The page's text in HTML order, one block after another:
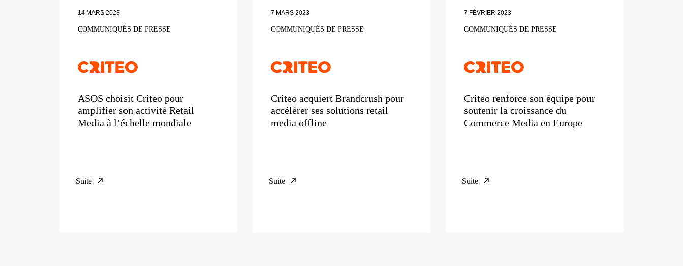
14 MARS 2023
COMMUNIQUÉS DE PRESSE
ASOS choisit Criteo pour
amplifier son activité Retail
Media à l’échelle mondiale
Suite
7 MARS 2023
COMMUNIQUÉS DE PRESSE
Criteo acquiert Brandcrush pour
accélérer ses solutions retail
media offline
Suite
7 FÉVRIER 2023
COMMUNIQUÉS DE PRESSE
Criteo renforce son équipe pour
soutenir la croissance du
Commerce Media en Europe
Suite